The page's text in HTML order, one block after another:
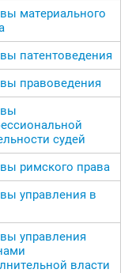
материального
патентоведения
правоведения
судей
римского права
управления в
управления
власти